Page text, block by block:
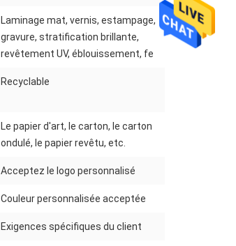
Laminage mat, vernis, estampage,
gravure, stratification brillante,
revêtement UV, éblouissement, fe
Recyclable
Le papier d'art, le carton, le carton
ondulé, le papier revêtu, etc.
Acceptez le logo personnalisé
Couleur personnalisée acceptée
Exigences spécifiques du client